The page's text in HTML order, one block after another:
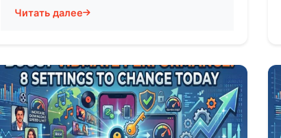
Читать далее